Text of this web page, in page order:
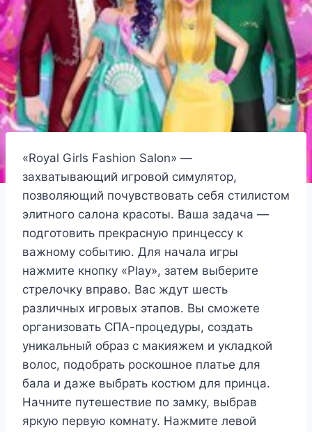
«Royal Girls Fashion Salon» —
захватывающий игровой симулятор,
позволяющий почувствовать себя стилистом
элитного салона красоты. Ваша задача —
подготовить прекрасную принцессу к
важному событию. Для начала игры
нажмите кнопку «Play», затем выберите
стрелочку вправо. Вас ждут шесть
различных игровых этапов. Вы сможете
организовать СПА-процедуры, создать
уникальный образ с макияжем и укладкой
волос, подобрать роскошное платье для
бала и даже выбрать костюм для принца.
Начните путешествие по замку, выбрав
яркую первую комнату. Нажмите левой